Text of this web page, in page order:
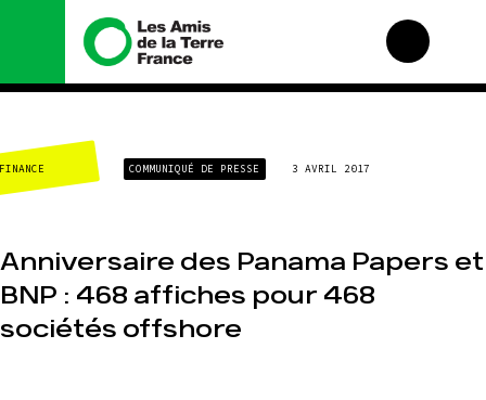
Nous connaître
Histoire
Valeurs
Équipes et
fonctionnement
Total, rendez-vous au
Mode : une tendance
FINANCE COMMUNIQUÉ DE PRESSE 3 AVRIL 2017
Anniversaire des Panama Papers et
BNP : 468 affiches pour 468
sociétés offshore